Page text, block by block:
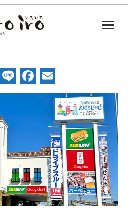
Twitter
LineFacebook